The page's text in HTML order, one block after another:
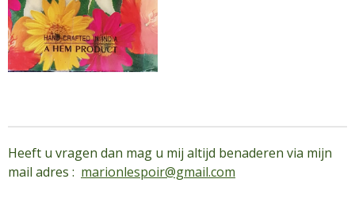
Heeft u vragen dan mag u mij altijd benaderen via mijn
mail adres : marionlespoir@gmail.com